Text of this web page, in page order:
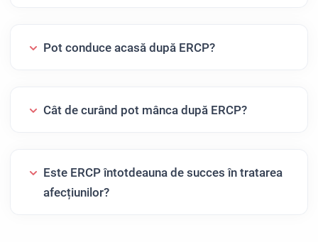
Pot conduce acasă după ERCP?
Cât de curând pot mânca după ERCP?
Este ERCP întotdeauna de succes în tratarea
afecțiunilor?